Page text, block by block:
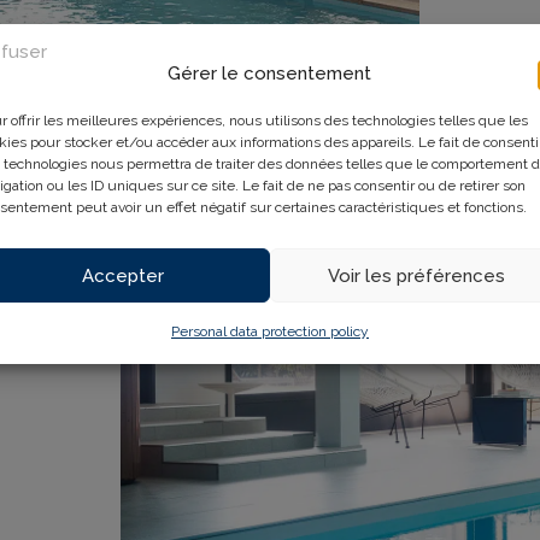
Gérer le consentement
offrir les meilleures expériences, nous utilisons des technologies telles que les
pour stocker et/ou accéder aux informations des appareils. Le fait de
technologies nous permettra de traiter des données telles que le comportement
ou les ID uniques sur ce site. Le fait de ne pas consentir ou de retirer son
peut avoir un effet négatif sur certaines caractéristiques et fonctions.
Accepter Voir les préférences
Personal data protection policy